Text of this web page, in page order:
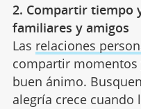
2. Compartir tiempo
familiares y amigos
Las relaciones
compartir momentos
buen ánimo.
alegría crece